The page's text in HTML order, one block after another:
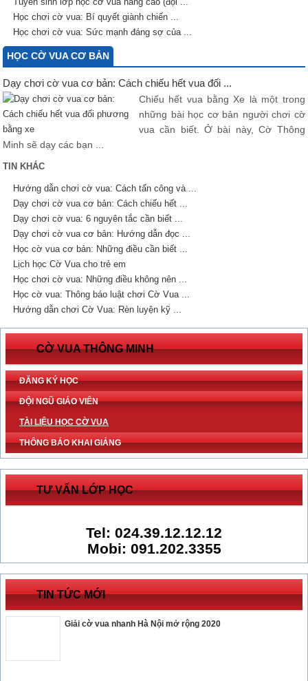
Học chơi cờ vua: Bí quyết giành chiến ...
Học chơi cờ vua: Sức mạnh đáng sợ của ...
HỌC CỜ VUA CƠ BẢN
Dạy chơi cờ vua cơ bản: Cách chiếu hết vua đối ...
Chiếu hết vua bằng Xe là một trong
những bài học cơ bản người chơi cờ
vua cần biết. Ở bài này, Cờ Thông
Minh sẽ dạy các bạn ...
TIN KHÁC
Hướng dẫn chơi cờ vua: Cách tấn công và ...
Dạy chơi cờ vua cơ bản: Cách chiếu hết ...
Dạy chơi cờ vua: 6 nguyên tắc cần biết ...
Dạy chơi cờ vua cơ bản: Hướng dẫn đọc ...
Học cờ vua cơ bản: Những điều cần biết ...
Lịch học Cờ Vua cho trẻ em
Học chơi cờ vua: Những điều không nên ...
Học cờ vua: Thông báo luật chơi Cờ Vua ...
Hướng dẫn chơi Cờ Vua: Rèn luyện kỹ ...
CỜ VUA THÔNG MINH
ĐĂNG KÝ HỌC
ĐỘI NGŨ GIÁO VIÊN
TÀI LIỆU HỌC CỜ VUA
THÔNG BÁO KHAI GIẢNG
TƯ VẤN LỚP HỌC
Tel: 024.39.12.12.12
Mobi: 091.202.3355
TIN TỨC MỚI
Giải cờ vua nhanh Hà Nội mở rộng 2020